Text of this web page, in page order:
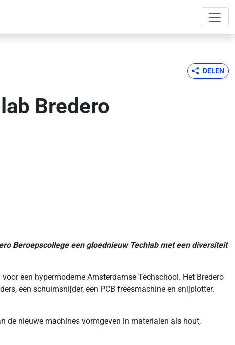
DELEN
Bredero
Beroepscollege een gloednieuw Techlab met een diversiteit
een hypermoderne Amsterdamse Techschool. Het Bredero
een schuimsnijder, een PCB freesmachine en snijplotter.
de nieuwe machines vormgeven in materialen als hout,